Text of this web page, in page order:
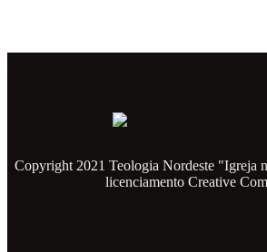
Copyright 2021 Teologia Nordeste "Igreja
licenciamento Creative